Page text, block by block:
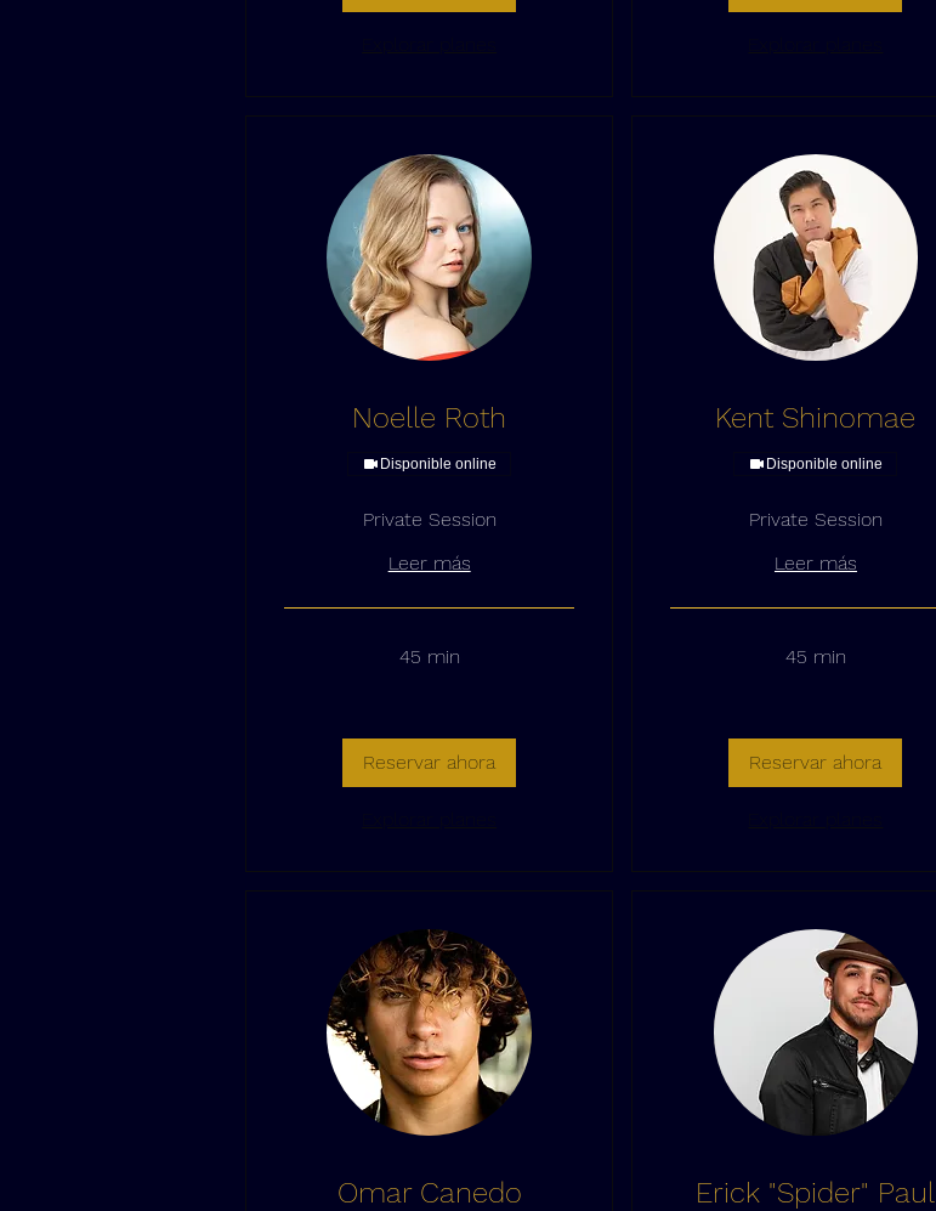
Noelle Roth
Disponible online
Private Session
Leer más
45 min
Reservar ahora
Kent Shinomae
Disponible online
Private Session
Leer más
45 min
Reservar ahora
Omar Canedo Erick "Spider" Paul